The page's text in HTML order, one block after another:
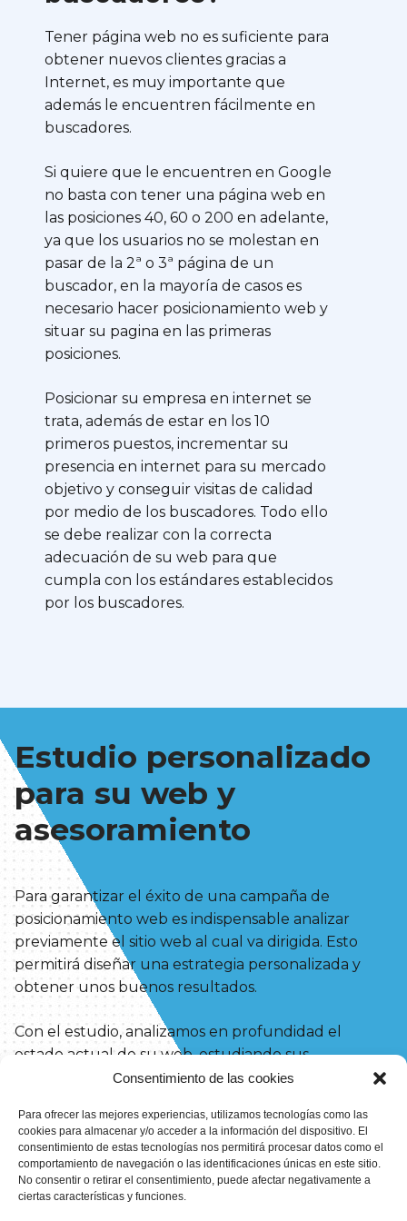
Consentimiento de las cookies
Para ofrecer las mejores experiencias, utilizamos tecnologías como las
cookies para almacenar y/o acceder a la información del dispositivo. El
consentimiento de estas tecnologías nos permitirá procesar datos como el
comportamiento de navegación o las identificaciones únicas en este sitio.
No consentir o retirar el consentimiento, puede afectar negativamente a
ciertas características y funciones.
Tener página web no es suficiente para
obtener nuevos clientes gracias a
Internet, es muy importante que
además le encuentren fácilmente en
buscadores.
Si quiere que le encuentren en Google
no basta con tener una página web en
las posiciones 40, 60 o 200 en adelante,
ya que los usuarios no se molestan en
pasar de la 2ª o 3ª página de un
buscador, en la mayoría de casos es
necesario hacer posicionamiento web y
situar su pagina en las primeras
posiciones.
Posicionar su empresa en internet se
trata, además de estar en los 10
primeros puestos, incrementar su
presencia en internet para su mercado
objetivo y conseguir visitas de calidad
por medio de los buscadores. Todo ello
se debe realizar con la correcta
adecuación de su web para que
cumpla con los estándares establecidos
por los buscadores.
Estudio personalizado
para su web y
asesoramiento
Para garantizar el éxito de una campaña de
posicionamiento web es indispensable analizar
previamente el sitio web al cual va dirigida. Esto
permitirá diseñar una estrategia personalizada y
obtener unos buenos resultados.
Con el estudio, analizamos en profundidad el
estado actual de su web, estudiando sus
posibilidades de crecimiento y el nivel de
conseguir los objetivos.
Optim Byte le asesora personalmente sobre como
mejorar el posicionamiento y aumentar el tráfico de